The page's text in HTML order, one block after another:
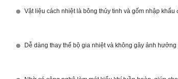
Vật liệu cách nhiệt là bông thủy tinh và gốm nhập
Dễ dàng thay thế bộ gia nhiệt và không gây ảnh hưởng